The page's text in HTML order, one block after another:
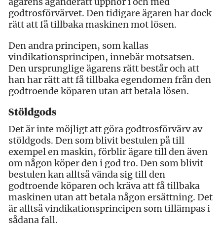
godtrosförvärvet. Den tidigare ägaren har dock
rätt att få tillbaka maskinen mot lösen.
Den andra principen, som kallas
vindikationsprincipen, innebär motsatsen.
Den ursprunglige ägarens rätt består och att
han har rätt att få tillbaka egendomen från den
godtroende köparen utan att betala lösen.
Stöldgods
Det är inte möjligt att göra godtrosförvärv av
stöldgods. Den som blivit bestulen på till
exempel en maskin, förblir ägare till den även
om någon köper den i god tro. Den som blivit
bestulen kan alltså vända sig till den
godtroende köparen och kräva att få tillbaka
maskinen utan att betala någon ersättning. Det
är alltså vindikationsprincipen som tillämpas i
sådana fall.